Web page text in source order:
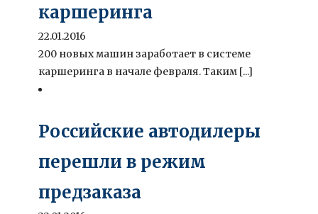
каршеринга
22.01.2016
200 новых машин заработает в системе
каршеринга в начале февраля. Таким [...]
Российские автодилеры
перешли в режим
предзаказа